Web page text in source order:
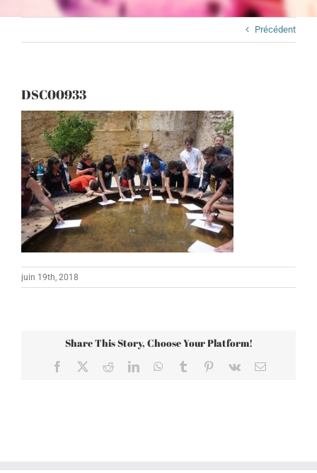
Précédent
DSC00933
juin 19th, 2018
Share This Story, Choose Your Platform!
Facebook RedditLinkedInWhatsApp
Tumblr Pinterest
Vk Email